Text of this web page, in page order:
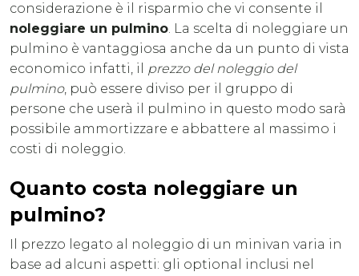
considerazione è il risparmio che vi consente il
noleggiare un pulmino. La scelta di noleggiare un
pulmino è vantaggiosa anche da un punto di vista
economico infatti, il prezzo del noleggio del
pulmino, può essere diviso per il gruppo di
persone che userà il pulmino in questo modo sarà
possibile ammortizzare e abbattere al massimo i
costi di noleggio.
Quanto costa noleggiare un
pulmino?
Il prezzo legato al noleggio di un minivan varia in
base ad alcuni aspetti: gli optional inclusi nel